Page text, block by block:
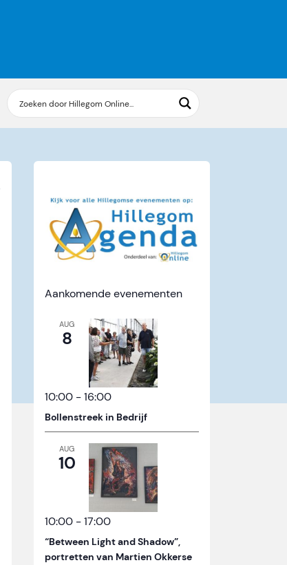
Aankomende evenementen
AUG
8
10:00 -16:00
Bollenstreek in Bedrijf
AUG
10
10:00 -17:00
“Between Light and Shadow”,
portretten van Martien Okkerse